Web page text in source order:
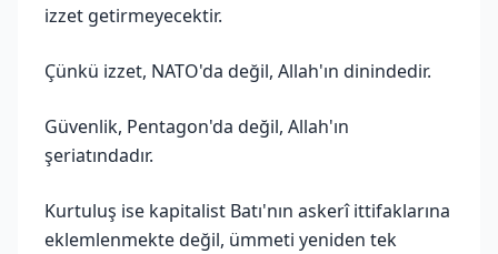
izzet getirmeyecektir.
Çünkü izzet, NATO'da değil, Allah'ın dinindedir.
Güvenlik, Pentagon'da değil, Allah'ın
şeriatındadır.
Kurtuluş ise kapitalist Batı'nın askerî ittifaklarına
eklemlenmekte değil, ümmeti yeniden tek